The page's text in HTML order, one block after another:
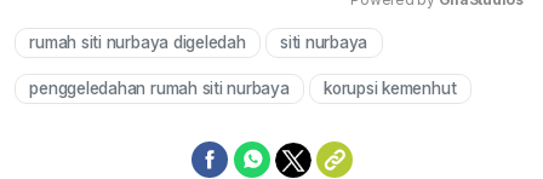
rumah siti nurbaya digeledah siti nurbaya
penggeledahan rumah siti nurbaya korupsi kemenhut